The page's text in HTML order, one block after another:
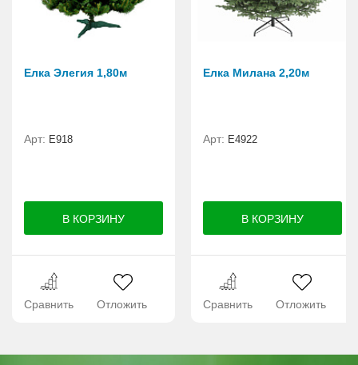
Елка Элегия 1,80м
Арт: E918
Сравнить Отложить
Елка Милана 2,20м
Арт: Е4922
Сравнить Отложить